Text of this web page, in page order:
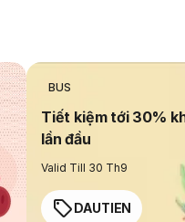
BUS
Tiết kiệm tới 30%
lần đầu
Valid Till 30 Th9
DAUTIEN